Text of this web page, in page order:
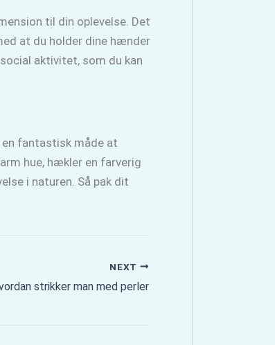
til din oplevelse. Det
at du holder dine hænder
aktivitet, som du kan
en fantastisk måde at
hue, hækler en farverig
i naturen. Så pak dit
NEXT
strikker man med perler